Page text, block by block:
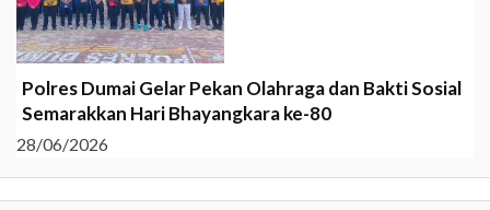
Polres Dumai Gelar Pekan Olahraga dan Bakti Sosial
Semarakkan Hari Bhayangkara ke-80
28/06/2026